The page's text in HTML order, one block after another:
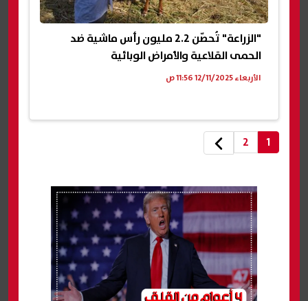
"الزراعة" تُحصّن 2.2 مليون رأس ماشية ضد
الحمى القلاعية والأمراض الوبائية
الأربعاء 12/11/2025 11:56 ص
1
2